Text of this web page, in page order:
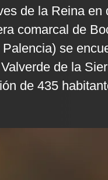
de la Reina en
comarcal de
se
de la
de 435